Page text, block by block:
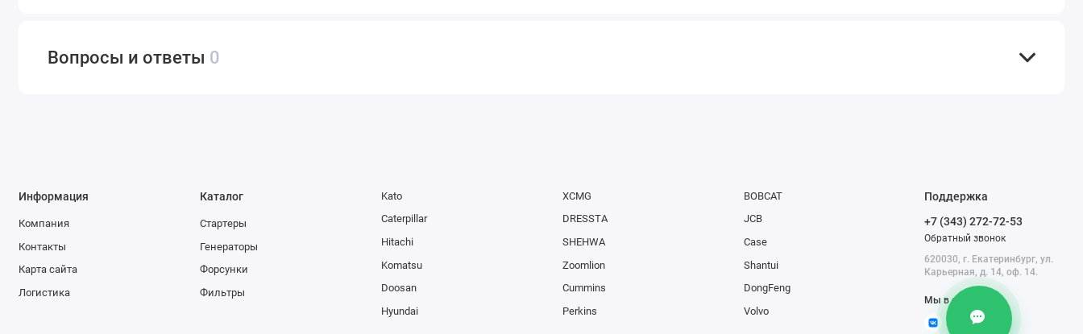
Вопросы и ответы 0
Информация
Компания
Контакты
Карта сайта
Логистика
Каталог
Стартеры
Генераторы
Форсунки
Фильтры
Kato
Caterpillar
Hitachi
Komatsu
Doosan
Hyundai
XCMG
DRESSTA
SHEHWA
Zoomlion
Cummins
Perkins
BOBCAT
JCB
Case
Shantui
DongFeng
Volvo
Поддержка
+7 (343) 272-72-53
Обратный звонок
620030, г. Екатеринбург, ул.
Карьерная, д. 14, оф. 14.
Мы в сети
@